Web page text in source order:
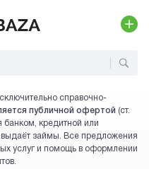
справочно-
публичной офертой (ст.
банком, кредитной или
займы. Все предложения
услуг и помощь в оформлении